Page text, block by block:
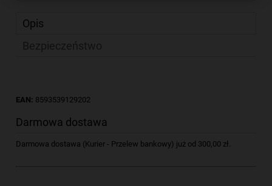
Opis
EAN: 8593539129202
Darmowa dostawa
Darmowa dostawa (Kurier - Przelew bankowy) już od 300,00 zł.